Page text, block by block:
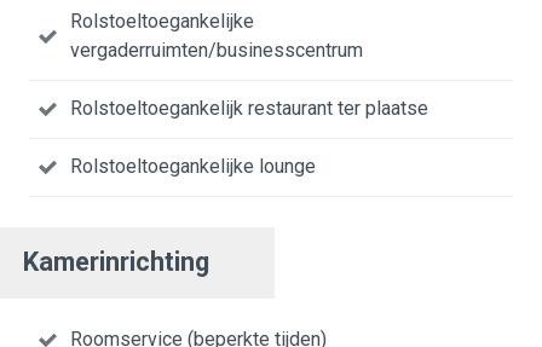
Rolstoeltoegankelijke
vergaderruimten/businesscentrum
Rolstoeltoegankelijk restaurant ter plaatse
Rolstoeltoegankelijke lounge
Kamerinrichting
Roomservice (beperkte tijden)